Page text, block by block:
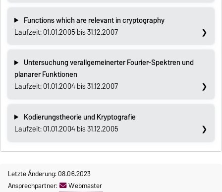
Functions which are relevant in cryptography
Laufzeit: 01.01.2005 bis 31.12.2007
Untersuchung verallgemeinerter Fourier-Spektren und
planarer Funktionen
Laufzeit: 01.01.2004 bis 31.12.2007
Kodierungstheorie und Kryptografie
Laufzeit: 01.01.2004 bis 31.12.2005
Letzte Änderung: 08.06.2023
Ansprechpartner:
Webmaster